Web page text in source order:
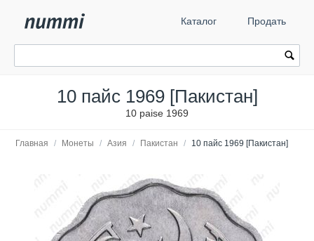
Каталог Продать
10 пайс 1969 [Пакистан]
10 paise 1969
Главная / Монеты / Азия / Пакистан / 10 пайс 1969 [Пакистан]